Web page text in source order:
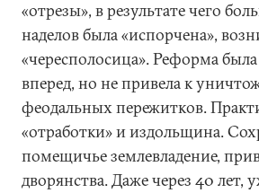
«отрезы», в результате чего
наделов была «испорчена»,
«чересполосица». Реформа
вперед, но не привела к
феодальных пережитков.
«отработки» и издольщина.
помещичье землевладение,
дворянства. Даже через 40 лет,